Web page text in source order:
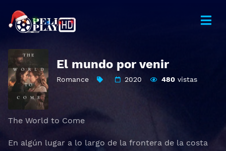
El mundo por venir
Romance 2020 480vistas
The World to Come
En algún lugar a lo largo de la frontera de la costa